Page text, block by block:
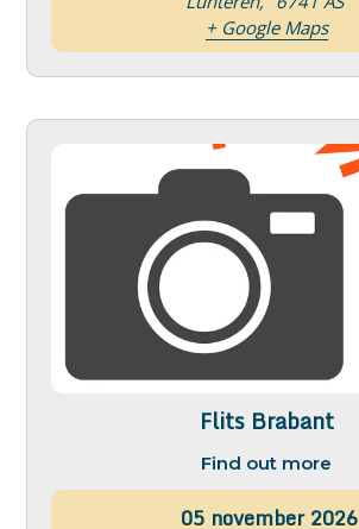
+ Google Maps
Flits Brabant
Find out more
05 november 2026